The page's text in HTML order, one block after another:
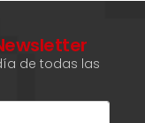
de todas las